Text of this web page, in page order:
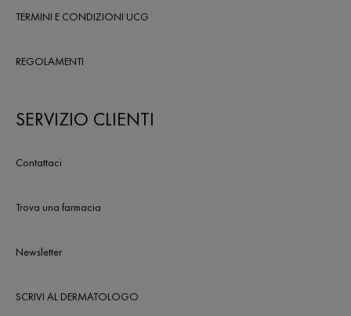
TERMINI E CONDIZIONI UCG
REGOLAMENTI
SERVIZIO CLIENTI
Contattaci
Trova una farmacia
Newsletter
SCRIVI AL DERMATOLOGO